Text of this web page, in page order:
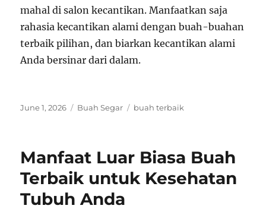
mahal di salon kecantikan. Manfaatkan saja
rahasia kecantikan alami dengan buah-buahan
terbaik pilihan, dan biarkan kecantikan alami
Anda bersinar dari dalam.
Posted
June 1, 2026 Categories
Buah Segar Tags
buah terbaik
Manfaat Luar Biasa Buah
Terbaik untuk Kesehatan
Tubuh Anda